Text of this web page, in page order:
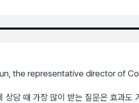
the representative director of
상담 때 가장 많이 받는 질문은 효과도